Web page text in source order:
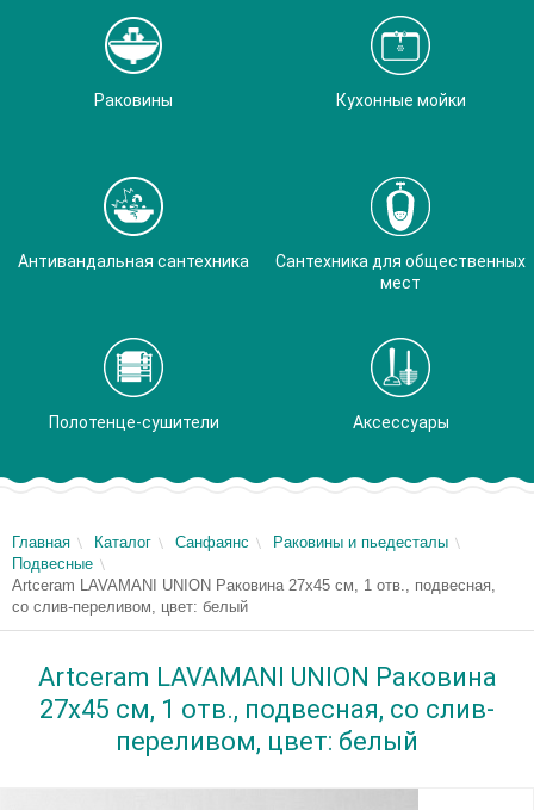
Раковины Кухонные мойки
Антивандальная сантехника
Сантехника для общественных
мест
Полотенце-сушители Аксессуары
Главная Каталог Санфаянс
Раковины и пьедесталы
Подвесные
Artceram LAVAMANI UNION Раковина 27х45 см, 1 отв., подвесная,
со слив-переливом, цвет: белый
Artceram LAVAMANI UNION Раковина
27х45 см, 1 отв., подвесная, со слив-
переливом, цвет: белый